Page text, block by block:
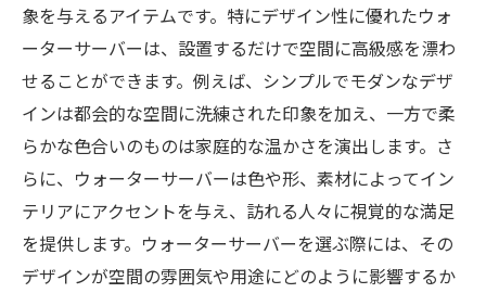
象を与えるアイテムです。特にデザイン性に優れたウォ
ーターサーバーは、設置するだけで空間に高級感を漂わ
せることができます。例えば、シンプルでモダンなデザ
インは都会的な空間に洗練された印象を加え、一方で柔
らかな色合いのものは家庭的な温かさを演出します。さ
らに、ウォーターサーバーは色や形、素材によってイン
テリアにアクセントを与え、訪れる人々に視覚的な満足
を提供します。ウォーターサーバーを選ぶ際には、その
デザインが空間の雰囲気や用途にどのように影響するか